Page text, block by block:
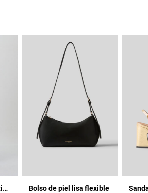
Pantalón marinero satinado
Bolso de piel lisa flexible